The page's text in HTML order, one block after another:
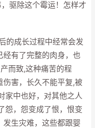
驱除这个霉运！怎样才
成长过程中经常会发
经有了完整的肉身，也
而致,这种痛苦的程
害，长久不能平复,被
家中也好，对其他之人
怨，怨变成了恨，恨变
发生灾难，这些都跟婴